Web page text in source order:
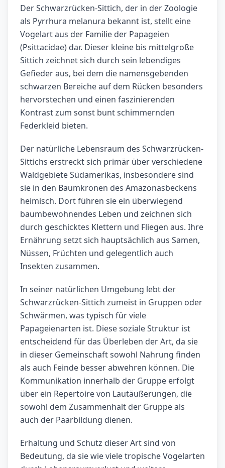
Der Schwarzrücken-Sittich, der in der Zoologie
als Pyrrhura melanura bekannt ist, stellt eine
Vogelart aus der Familie der Papageien
(Psittacidae) dar. Dieser kleine bis mittelgroße
Sittich zeichnet sich durch sein lebendiges
Gefieder aus, bei dem die namensgebenden
schwarzen Bereiche auf dem Rücken besonders
hervorstechen und einen faszinierenden
Kontrast zum sonst bunt schimmernden
Federkleid bieten.
Der natürliche Lebensraum des Schwarzrücken-
Sittichs erstreckt sich primär über verschiedene
Waldgebiete Südamerikas, insbesondere sind
sie in den Baumkronen des Amazonasbeckens
heimisch. Dort führen sie ein überwiegend
baumbewohnendes Leben und zeichnen sich
durch geschicktes Klettern und Fliegen aus. Ihre
Ernährung setzt sich hauptsächlich aus Samen,
Nüssen, Früchten und gelegentlich auch
Insekten zusammen.
In seiner natürlichen Umgebung lebt der
Schwarzrücken-Sittich zumeist in Gruppen oder
Schwärmen, was typisch für viele
Papageienarten ist. Diese soziale Struktur ist
entscheidend für das Überleben der Art, da sie
in dieser Gemeinschaft sowohl Nahrung finden
als auch Feinde besser abwehren können. Die
Kommunikation innerhalb der Gruppe erfolgt
über ein Repertoire von Lautäußerungen, die
sowohl dem Zusammenhalt der Gruppe als
auch der Paarbildung dienen.
Erhaltung und Schutz dieser Art sind von
Bedeutung, da sie wie viele tropische Vogelarten